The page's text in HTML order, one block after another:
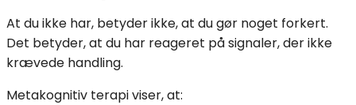
At du ikke har, betyder ikke, at du gør noget forkert.
Det betyder, at du har reageret på signaler, der ikke
krævede handling.
Metakognitiv terapi viser, at: